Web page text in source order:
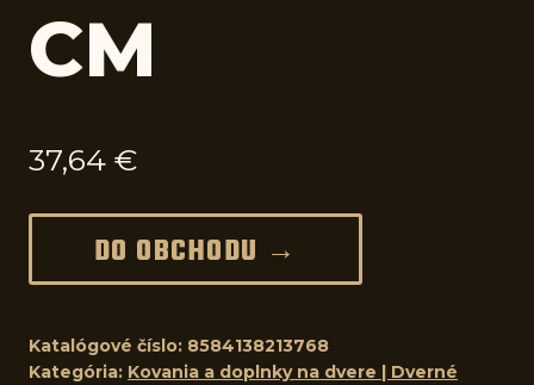
CM
37,64 €
DO OBCHODU →
Katalógové číslo: 8584138213768
Kategória: Kovania a doplnky na dvere | Dverné